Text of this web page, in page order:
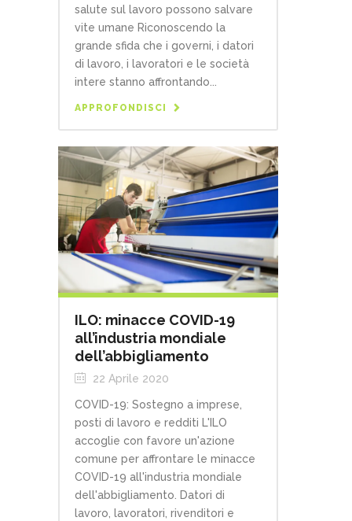
salute sul lavoro possono salvare
vite umane Riconoscendo la
grande sfida che i governi, i datori
di lavoro, i lavoratori e le società
intere stanno affrontando...
APPROFONDISCI
ILO: minacce COVID-19
all’industria mondiale
dell’abbigliamento
22 Aprile 2020
COVID-19: Sostegno a imprese,
posti di lavoro e redditi L'ILO
accoglie con favore un'azione
comune per affrontare le minacce
COVID-19 all'industria mondiale
dell'abbigliamento. Datori di
lavoro, lavoratori, rivenditori e